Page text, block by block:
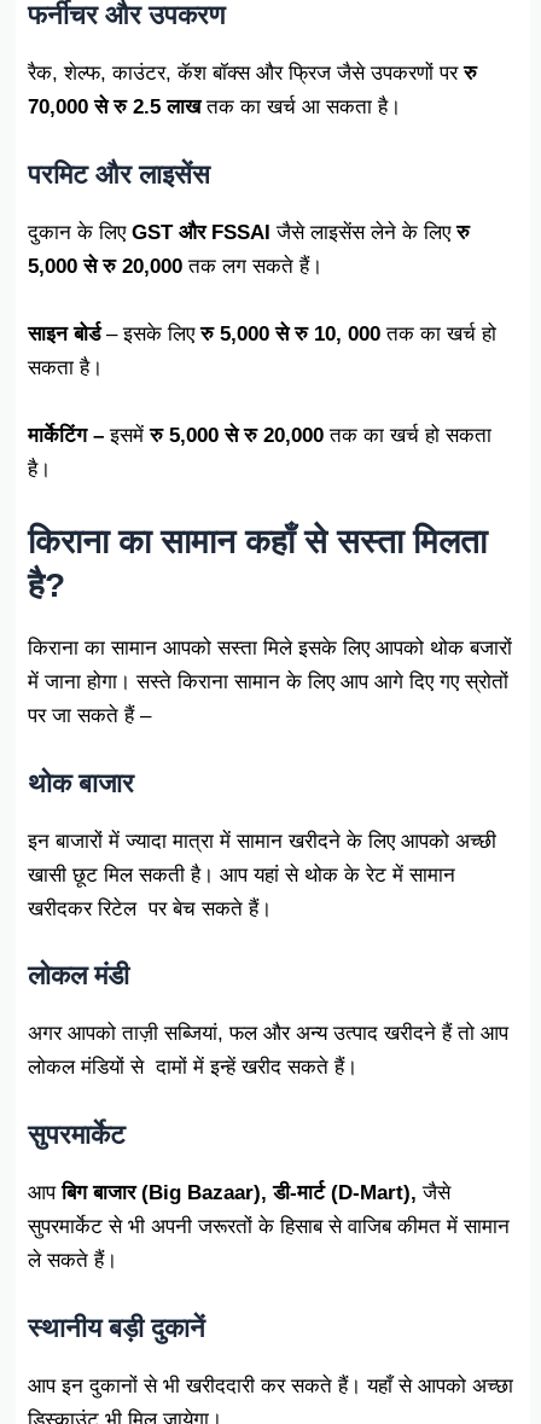
फर्नीचर और उपकरण
रैक, शेल्फ, काउंटर, कॅश बॉक्स और फ्रिज जैसे उपकरणों पररु
70,000 से रु 2.5 लाखतक का खर्च आ सकता है।
परमिट और लाइसेंस
दुकान के लिएGST और FSSAI जैसे लाइसेंस लेने के लिएरु
5,000 से रु 20,000 तक लग सकते हैं।
साइन बोर्ड– इसके लिएरु 5,000 से रु 10, 000 तक का खर्च हो
सकता है।
मार्केटिंग – इसमेंरु 5,000 से रु 20,000 तक का खर्च हो सकता
है।
किराना का सामान कहाँ से सस्ता मिलता
है?
किराना का सामान आपको सस्ता मिले इसके लिए आपको थोक बजारों
में जाना होगा। सस्ते किराना सामान के लिए आप आगे दिए गए स्रोतों
पर जा सकते हैं –
थोक बाजार
इन बाजारों में ज्यादा मात्रा में सामान खरीदने के लिए आपको अच्छी
खासी छूट मिल सकती है। आप यहां से थोक के रेट में सामान
खरीदकर रिटेल पर बेच सकते हैं।
लोकल मंडी
अगर आपको ताज़ी सब्जियां, फल और अन्य उत्पाद खरीदने हैं तो आप
लोकल मंडियों से दामों में इन्हें खरीद सकते हैं।
सुपरमार्केट
आपबिग बाजार (Big Bazaar), डी-मार्ट (D-Mart), जैसे
सुपरमार्केट से भी अपनी जरूरतों के हिसाब से वाजिब कीमत में सामान
ले सकते हैं।
स्थानीय बड़ी दुकानें
आप इन दुकानों से भी खरीददारी कर सकते हैं। यहाँ से आपको अच्छा